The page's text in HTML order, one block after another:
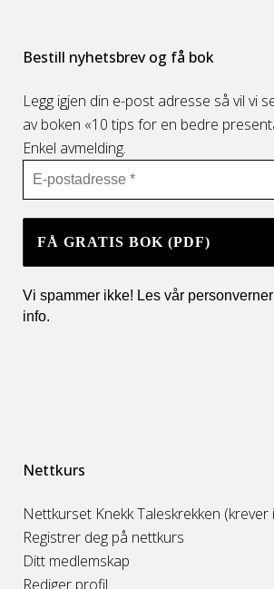
Bestill nyhetsbrev og få bok
Legg igjen din e-post adresse så vil vi
av boken «10 tips for en bedre
Enkel avmelding.
Vi spammer ikke! Les vår
info.
Nettkurs
Nettkurset Knekk Taleskrekken (krever
Registrer deg på nettkurs
Ditt medlemskap
Rediger profil